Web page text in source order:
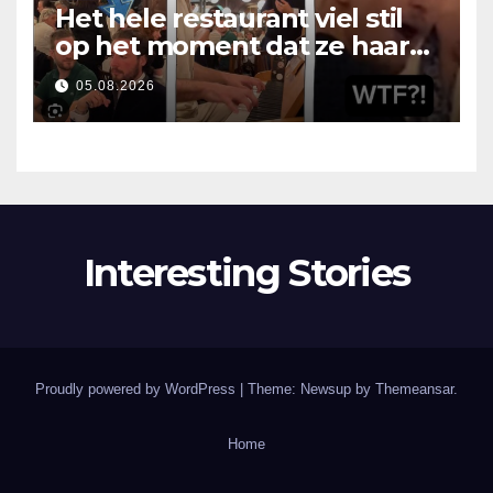
Het hele restaurant viel stil
op het moment dat ze haar
mond opende
05.08.2026
Interesting Stories
Proudly powered by WordPress Theme: Newsup by Themeansar.
Home